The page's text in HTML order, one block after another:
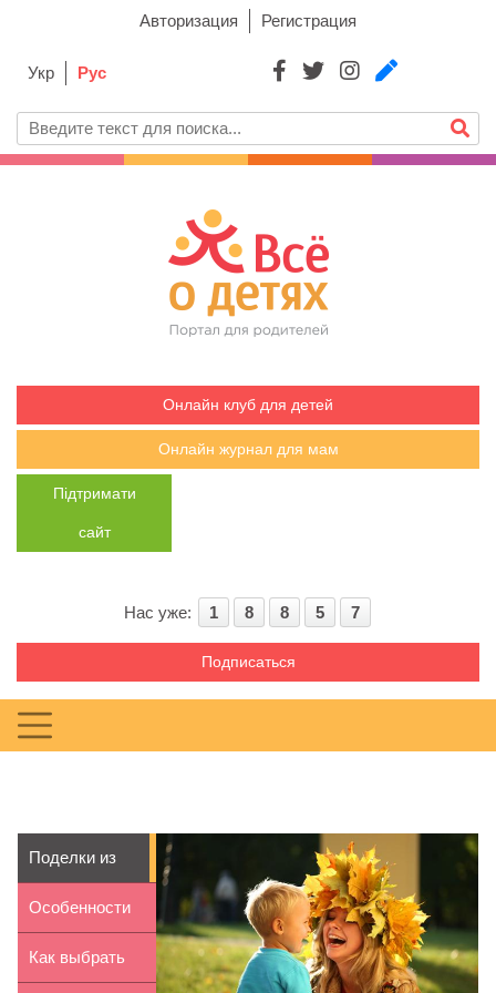
Авторизация Регистрация
Укр Рус
Онлайн клуб для детей
Онлайн журнал для мам
Підтримати
сайт
Нас уже: 1 8 8 5 7
Подписаться
Поделки из
природного
материала...
Особенности
состава корма
Как выбрать